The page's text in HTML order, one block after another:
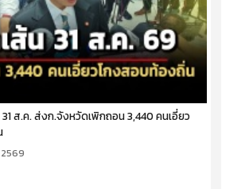
ส.ค. ส่งก.จังหวัดเพิกถอน 3,440 คนเอี่ยว